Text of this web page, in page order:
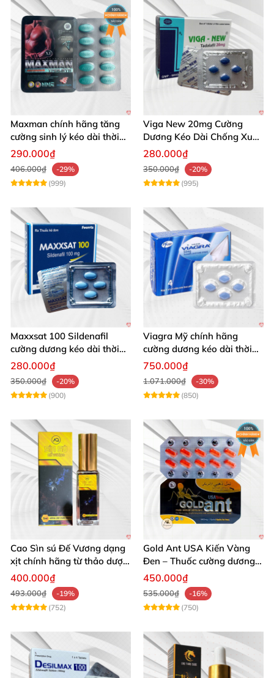
Maxman chính hãng tăng
cường sinh lý kéo dài thời
gian xuất tinh
290.000₫
406.000₫
-29%
(999)
Viga New 20mg Cường
Dương Kéo Dài Chống Xuất
Tinh Hộp 4 Viên
280.000₫
350.000₫
-20%
(995)
Maxxsat 100 Sildenafil
cường dương kéo dài thời
gian cho nam
280.000₫
350.000₫
-20%
(900)
Viagra Mỹ chính hãng
cường dương kéo dài thời
gian nhập khẩu
750.000₫
1.071.000₫
-30%
(850)
Cao Sìn sú Đế Vương dạng
xịt chính hãng từ thảo dược
Ê Đê Việt Nam
400.000₫
493.000₫
-19%
(752)
Gold Ant USA Kiến Vàng
Đen – Thuốc cường dương
tăng sinh lý nam mạnh
450.000₫
535.000₫
-16%
(750)